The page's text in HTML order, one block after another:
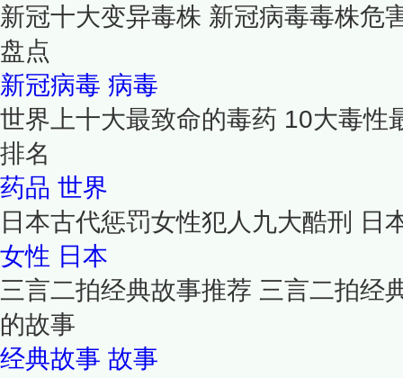
新冠十大变异毒株 新冠病毒毒株危
盘点
新冠病毒 病毒
世界上十大最致命的毒药 10大毒性
排名
药品 世界
日本古代惩罚女性犯人九大酷刑 日
女性 日本
三言二拍经典故事推荐 三言二拍经
的故事
经典故事 故事